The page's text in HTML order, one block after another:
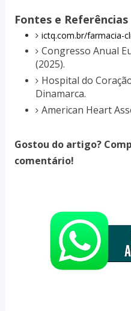
Fontes e Referências
ictq.com.br/farmacia-
Congresso Anual
(2025).
Hospital do
Dinamarca.
American Heart
Gostou do artigo?
comentário!